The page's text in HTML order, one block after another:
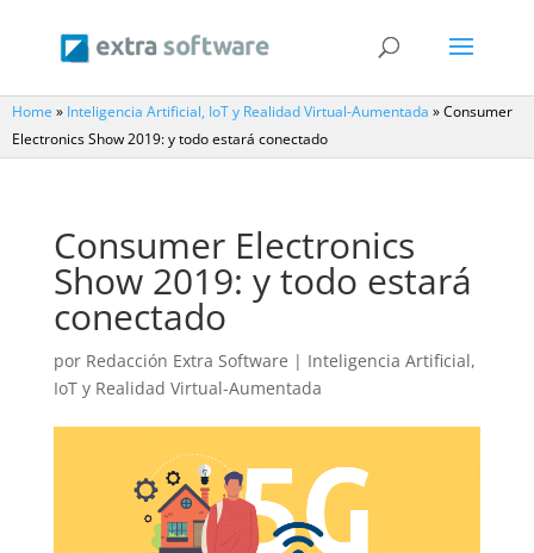
Home » Inteligencia Artificial, IoT y Realidad Virtual-Aumentada »Consumer
Electronics Show 2019: y todo estará conectado
Consumer Electronics
Show 2019: y todo estará
conectado
por Redacción Extra Software | Inteligencia Artificial,
IoT y Realidad Virtual-Aumentada